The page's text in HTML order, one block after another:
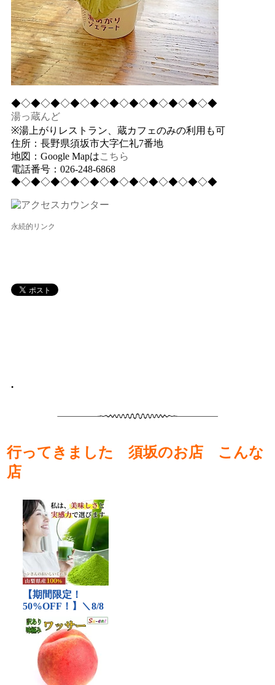
◆◇◆◇◆◇◆◇◆◇◆◇◆◇◆◇◆◇◆◇◆
湯っ蔵んど
※湯上がりレストラン、蔵カフェのみの利用も可
住所：長野県須坂市大字仁礼7番地
地図：Google Mapはこちら
電話番号：026-248-6868
◆◇◆◇◆◇◆◇◆◇◆◇◆◇◆◇◆◇◆◇◆
永続的リンク
•
行ってきました 須坂のお店 こんな
店